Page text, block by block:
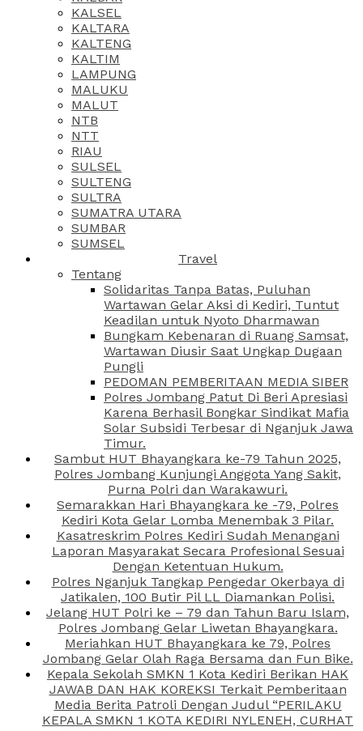
KALSEL
KALTARA
KALTENG
KALTIM
LAMPUNG
MALUKU
MALUT
NTB
NTT
RIAU
SULSEL
SULTENG
SULTRA
SUMATRA UTARA
SUMBAR
SUMSEL
Travel
Tentang
Solidaritas Tanpa Batas, Puluhan
Wartawan Gelar Aksi di Kediri, Tuntut
Keadilan untuk Nyoto Dharmawan
Bungkam Kebenaran di Ruang Samsat,
Wartawan Diusir Saat Ungkap Dugaan
Pungli
PEDOMAN PEMBERITAAN MEDIA SIBER
Polres Jombang Patut Di Beri Apresiasi
Karena Berhasil Bongkar Sindikat Mafia
Solar Subsidi Terbesar di Nganjuk Jawa
Timur.
Sambut HUT Bhayangkara ke-79 Tahun 2025,
Polres Jombang Kunjungi Anggota Yang Sakit,
Purna Polri dan Warakawuri.
Semarakkan Hari Bhayangkara ke -79, Polres
Kediri Kota Gelar Lomba Menembak 3 Pilar.
Kasatreskrim Polres Kediri Sudah Menangani
Laporan Masyarakat Secara Profesional Sesuai
Dengan Ketentuan Hukum.
Polres Nganjuk Tangkap Pengedar Okerbaya di
Jatikalen, 100 Butir Pil LL Diamankan Polisi.
Jelang HUT Polri ke – 79 dan Tahun Baru Islam,
Polres Jombang Gelar Liwetan Bhayangkara.
Meriahkan HUT Bhayangkara ke 79, Polres
Jombang Gelar Olah Raga Bersama dan Fun Bike.
Kepala Sekolah SMKN 1 Kota Kediri Berikan HAK
JAWAB DAN HAK KOREKSI Terkait Pemberitaan
Media Berita Patroli Dengan Judul “PERILAKU
KEPALA SMKN 1 KOTA KEDIRI NYLENEH, CURHAT